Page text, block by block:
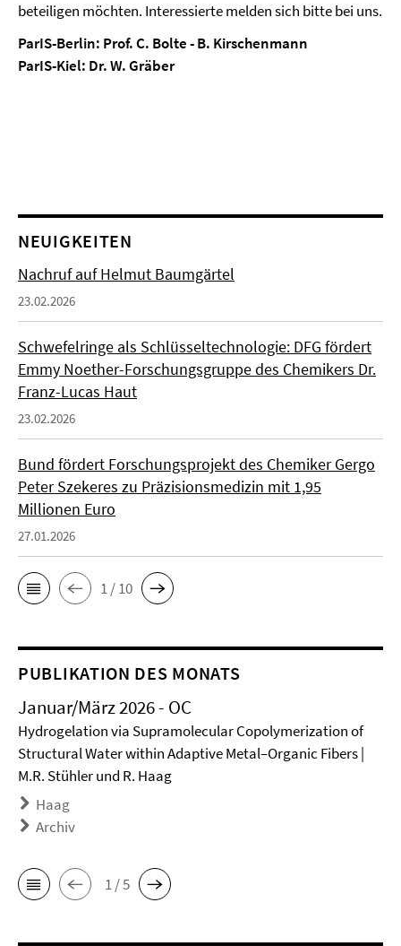
beteiligen möchten. Interessierte melden sich bitte bei uns.
ParIS-Berlin: Prof. C. Bolte - B. Kirschenmann
ParIS-Kiel: Dr. W. Gräber
NEUIGKEITEN
Nachruf auf Helmut Baumgärtel
23.02.2026
Schwefelringe als Schlüsseltechnologie: DFG fördert
Emmy Noether-Forschungsgruppe des Chemikers Dr.
Franz-Lucas Haut
23.02.2026
Bund fördert Forschungsprojekt des Chemiker Gergo
Peter Szekeres zu Präzisionsmedizin mit 1,95
Millionen Euro
27.01.2026
1 / 10
PUBLIKATION DES MONATS
Januar/März 2026 - OC
Hydrogelation via Supramolecular Copolymerization of
Structural Water within Adaptive Metal–Organic Fibers |
M.R. Stühler und R. Haag
Haag
Archiv
1 / 5